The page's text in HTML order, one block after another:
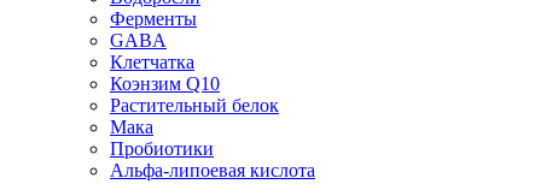
Ферменты
GABA
Клетчатка
Коэнзим Q10
Растительный белок
Мака
Пробиотики
Альфа-липоевая кислота